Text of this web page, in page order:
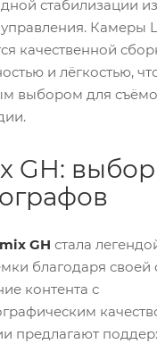
стабилизации
управления. Камеры
качественной
и лёгкостью,
выбором для
GH:
GH стала
благодаря своей
контента с
предлагают